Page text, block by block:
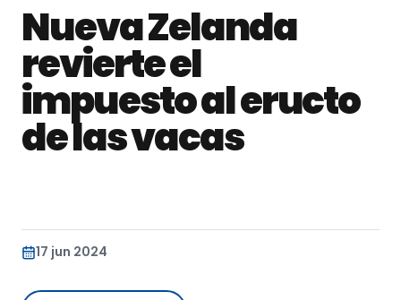
Nueva Zelanda
revierte el
impuesto al eructo
de las vacas
17 jun 2024